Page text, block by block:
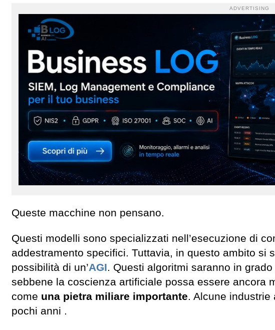
ADVERTISING
Queste macchine non pensano.
Questi modelli sono specializzati nell’esecuzione di
addestramento specifici. Tuttavia, in questo ambito si
possibilità di un’AGI. Questi algoritmi saranno in
sebbene la coscienza artificiale possa essere ancora
come una pietra miliare importante. Alcune industrie
pochi anni .